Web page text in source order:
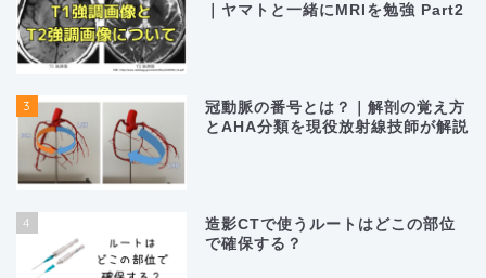
｜ヤマトと一緒にMRIを勉強 Part2
3
冠動脈の番号とは？｜解剖の覚え方
とAHA分類を現役放射線技師が解説
4
造影CTで使うルートはどこの部位
で確保する？